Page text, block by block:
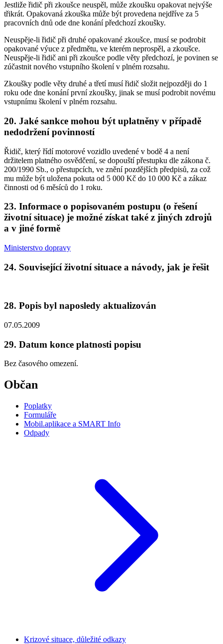
Jestliže řidič při zkoušce neuspěl, může zkoušku opakovat nejvýše
třikrát. Opakovaná zkouška může být provedena nejdříve za 5
pracovních dnů ode dne konání předchozí zkoušky.
Neuspěje-li řidič při druhé opakované zkoušce, musí se podrobit
opakované výuce z předmětu, ve kterém neprospěl, a zkoušce.
Neuspěje-li řidič ani při zkoušce podle věty předchozí, je povinen se
zúčastnit nového vstupního školení v plném rozsahu.
Zkoušky podle věty druhé a třetí musí řidič složit nejpozději do 1
roku ode dne konání první zkoušky, jinak se musí podrobit novému
vstupnímu školení v plném rozsahu.
20. Jaké sankce mohou být uplatněny v případě
nedodržení povinností
Řidič, který řídí motorové vozidlo uvedené v bodě 4 a není
držitelem platného osvědčení, se dopouští přestupku dle zákona č.
200/1990 Sb., o přestupcích, ve znění pozdějších předpisů, za což
mu může být uložena pokuta od 5 000 Kč do 10 000 Kč a zákaz
činnosti od 6 měsíců do 1 roku.
23. Informace o popisovaném postupu (o řešení
životní situace) je možné získat také z jiných zdrojů
a v jiné formě
Ministerstvo dopravy
24. Související životní situace a návody, jak je řešit
28. Popis byl naposledy aktualizován
07.05.2009
29. Datum konce platnosti popisu
Bez časového omezení.
Občan
Poplatky
Formuláře
Mobil.aplikace a SMART Info
Odpady
Krizové situace, důležité odkazy